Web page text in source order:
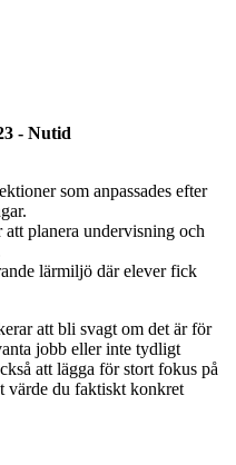
- Nutid
som anpassades efter
planera undervisning och
lärmiljö där elever fick
att bli svagt om det är för
jobb eller inte tydligt
att lägga för stort fokus på
värde du faktiskt konkret